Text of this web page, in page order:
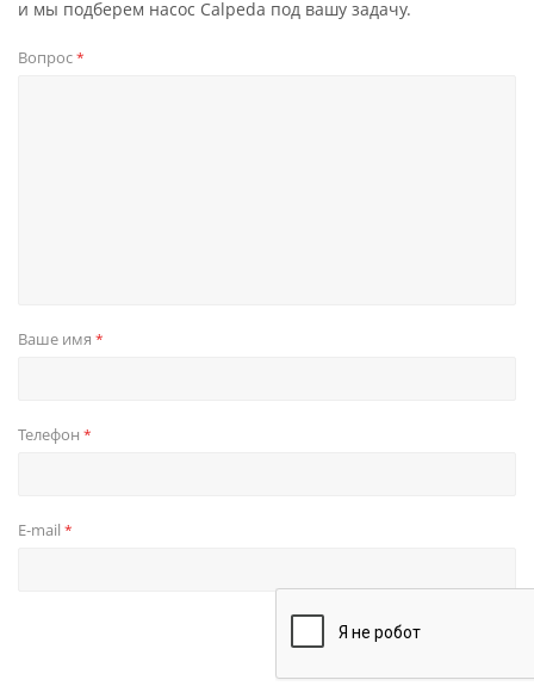
и мы подберем насос Calpeda под вашу задачу.
Вопрос*
Ваше имя *
Телефон *
E-mail *